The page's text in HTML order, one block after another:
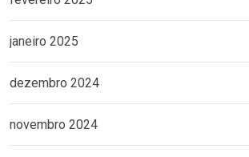
janeiro 2025
dezembro 2024
novembro 2024